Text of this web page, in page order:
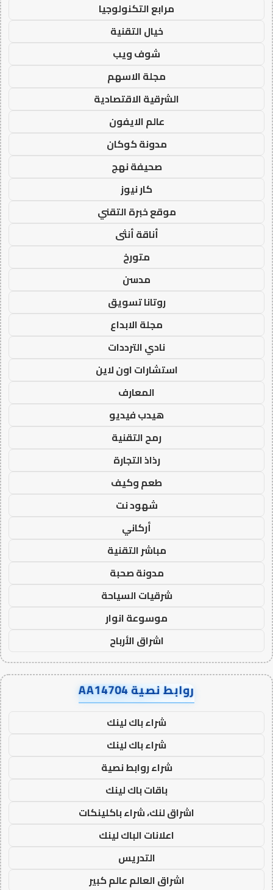
مرابع التكنولوجيا
خيال التقنية
شوف ويب
مجلة الاسهم
الشرقية الاقتصادية
عالم الايفون
مدونة كوكان
صحيفة نهج
كار نيوز
موقع خبرة التقني
أناقة أنثى
متورخ
مدسن
روتانا تسويق
مجلة الابداع
نادي الترددات
استشارات اون لاين
المعارف
هيدب فيديو
رمح التقنية
رذاذ التجارة
طعم وكيف
شهود نت
أركاني
مباشر التقنية
مدونة صحبة
شرقيات السياحة
موسوعة انوار
اشراق الأرباح
روابط نصية AA14704
شراء باك لينك
شراء باك لينك
شراء روابط نصية
باقات باك لينك
اشراق لنك، شراء باكلينكات
اعلانات الباك لينك
التدريس
اشراق العالم عالم كبير